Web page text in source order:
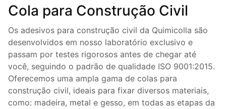
Cola para Construção Civil
Os adesivos para construção civil da Quimicolla são
desenvolvidos em nosso laboratório exclusivo e
passam por testes rigorosos antes de chegar até
você, seguindo o padrão de qualidade ISO 9001:2015.
Oferecemos uma ampla gama de colas para
construção civil, ideais para fixar diversos materiais,
como: madeira, metal e gesso, em todas as etapas da